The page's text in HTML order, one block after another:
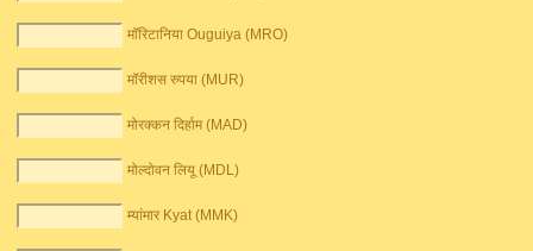
मॉरिटानिया Ouguiya (MRO)
मॉरीशस रुपया (MUR)
मोरक्कन दिर्हाम (MAD)
मोल्दोवन लियू (MDL)
म्यांमार Kyat (MMK)